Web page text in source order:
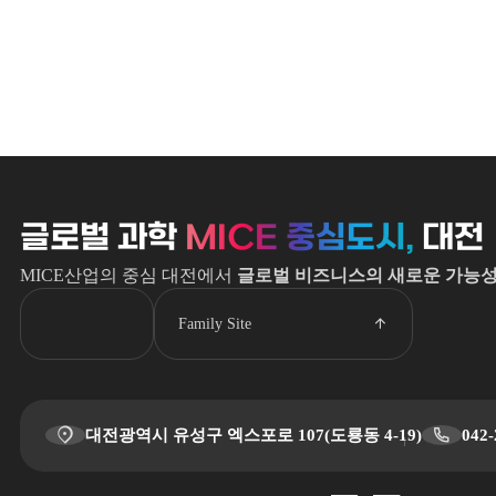
글로벌 과학 MICE 중심도시, 대전
MICE산업의 중심 대전에서 글로벌 비즈니스의 새로운 가능
Family Site
대전광역시 유성구 엑스포로 107(도룡동 4-19)